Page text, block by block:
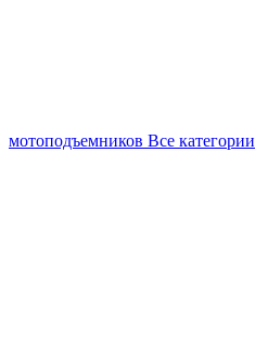
мотоподъемников Все категории